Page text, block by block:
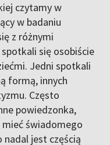
czytamy w
w badaniu
z różnymi
się osobiście
Jedni spotkali
formą, innych
Często
powiedzonka,
świadomego
jest częścią